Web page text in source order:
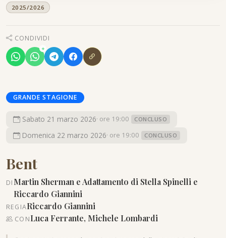
2025/2026
CONDIVIDI
+
GRANDE STAGIONE
Sabato 21 marzo 2026· ore 19:00 CONCLUSO
Domenica 22 marzo 2026· ore 19:00 CONCLUSO
Bent
DI Martin Sherman e Adattamento di Stella Spinelli e
Riccardo Giannini
REGIARiccardo Giannini
CONLuca Ferrante, Michele Lombardi